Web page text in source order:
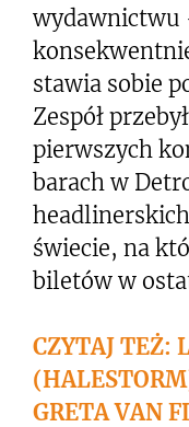
wydawnictwu
stawia sobie
Zespół
pierwszych
barach w
świecie, na
biletów w
CZYTAJ TEŻ:
GRETA VAN